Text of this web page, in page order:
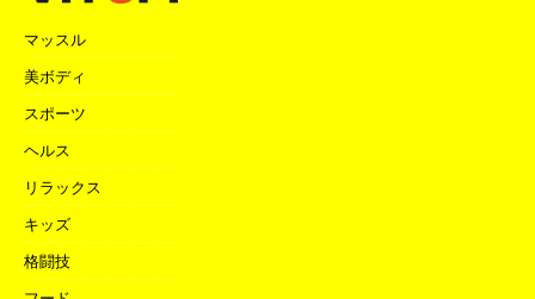
マッスル
美ボディ
スポーツ
ヘルス
リラックス
キッズ
格闘技